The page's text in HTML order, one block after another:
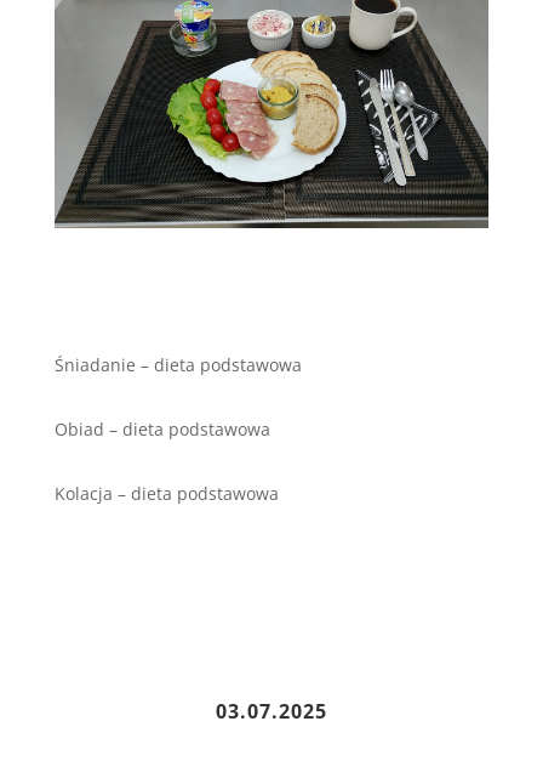
Śniadanie – dieta podstawowa
Obiad – dieta podstawowa
Kolacja – dieta podstawowa
03.07.2025